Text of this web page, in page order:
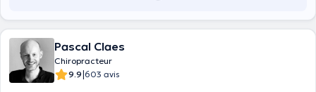
Pascal Claes
Chiropracteur
9.9|603 avis